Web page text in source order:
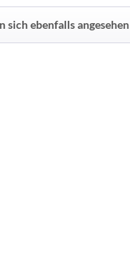
sich ebenfalls angesehen